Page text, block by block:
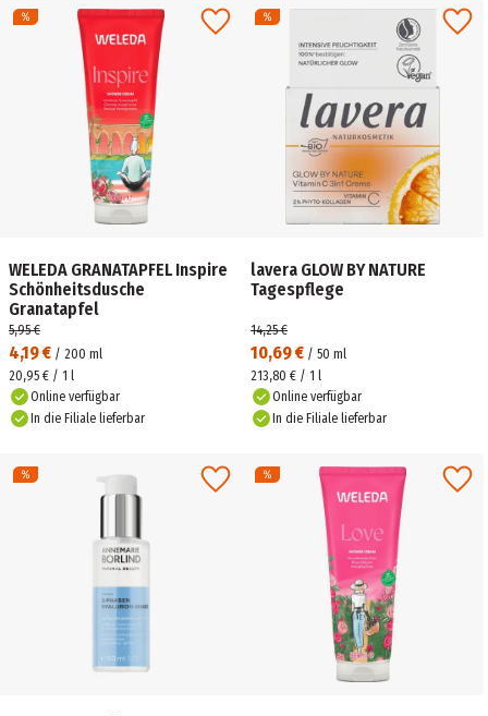
WELEDA GRANATAPFEL Inspire
Schönheitsdusche
Granatapfel
4,19 € / 200 ml
5,95 €
20,95 € / 1 l
Online verfügbar
In die Filiale lieferbar
lavera GLOW BY NATURE
Tagespflege
10,69 € / 50 ml
14,25 €
213,80 € / 1 l
Online verfügbar
In die Filiale lieferbar